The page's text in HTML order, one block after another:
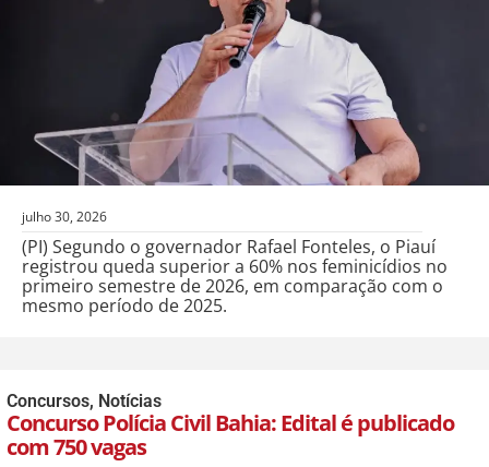
julho 30, 2026
(PI) Segundo o governador Rafael Fonteles, o Piauí
registrou queda superior a 60% nos feminicídios no
primeiro semestre de 2026, em comparação com o
mesmo período de 2025.
Concursos, Notícias
Concurso Polícia Civil Bahia: Edital é publicado
com 750 vagas